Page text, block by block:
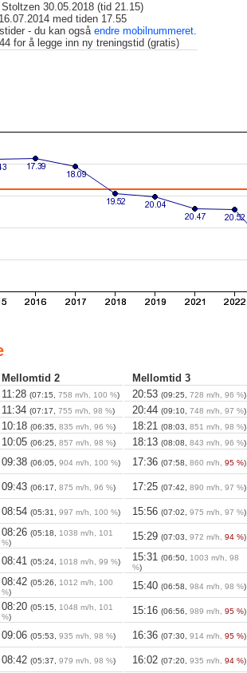
30.05.2018 (tid 21.15)
med tiden 17.55
- du kan også endre mobilnummeret.
for å legge inn ny treningstid (gratis)
Mellomtid 2 Mellomtid 3
11:28 (07:15, 758 m/h, 100 %) 20:53 (09:25, 728 m/h, 96 %)
11:34 (07:17, 755 m/h, 98 %) 20:44 (09:10, 748 m/h, 97 %)
10:18 (06:35, 835 m/h, 96 %) 18:21 (08:03, 851 m/h, 98 %)
10:05 (06:25, 857 m/h, 98 %) 18:13 (08:08, 843 m/h, 96 %)
09:38 (06:05, 904 m/h, 100 %) 17:36 (07:58, 860 m/h, 95 %)
09:43 (06:17, 875 m/h, 96 %) 17:25 (07:42, 890 m/h, 97 %)
08:54 (05:31, 997 m/h, 100 %) 15:56 (07:02, 975 m/h, 97 %)
08:26 (05:18, 1038 m/h, 101
%)
15:29 (07:03, 972 m/h, 94 %)
08:41 (05:24, 1018 m/h, 99 %) 15:31 (06:50, 1003 m/h, 98
%)
08:42 (05:26, 1012 m/h, 100
%)
15:40 (06:58, 984 m/h, 98 %)
08:20 (05:15, 1048 m/h, 101
%)
15:16 (06:56, 989 m/h, 95 %)
09:06 (05:53, 935 m/h, 98 %) 16:36 (07:30, 914 m/h, 95 %)
08:42 (05:37, 979 m/h, 98 %) 16:02 (07:20, 935 m/h, 94 %)